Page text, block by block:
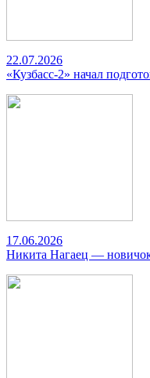
22.07.2026
«Кузбасс-2» начал
17.06.2026
Никита Нагаец — новичок